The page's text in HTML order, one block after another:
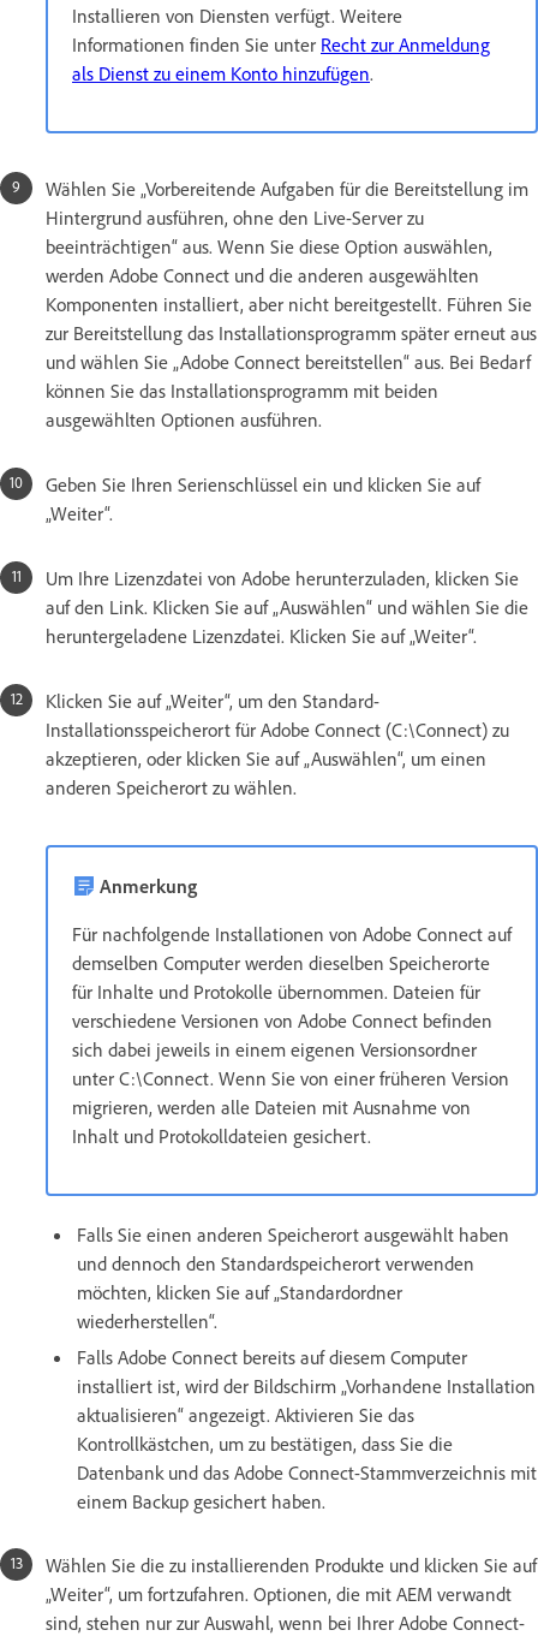
Installieren von Diensten verfügt. Weitere
Informationen finden Sie unter Recht zur Anmeldung
als Dienst zu einem Konto hinzufügen.
Wählen Sie „Vorbereitende Aufgaben für die Bereitstellung im
Hintergrund ausführen, ohne den Live-Server zu
beeinträchtigen“ aus. Wenn Sie diese Option auswählen,
werden Adobe Connect und die anderen ausgewählten
Komponenten installiert, aber nicht bereitgestellt. Führen Sie
zur Bereitstellung das Installationsprogramm später erneut aus
und wählen Sie „Adobe Connect bereitstellen“ aus. Bei Bedarf
können Sie das Installationsprogramm mit beiden
ausgewählten Optionen ausführen.
Geben Sie Ihren Serienschlüssel ein und klicken Sie auf
„Weiter“.
Um Ihre Lizenzdatei von Adobe herunterzuladen, klicken Sie
auf den Link. Klicken Sie auf „Auswählen“ und wählen Sie die
heruntergeladene Lizenzdatei. Klicken Sie auf „Weiter“.
Klicken Sie auf „Weiter“, um den Standard-
Installationsspeicherort für Adobe Connect (C:\Connect) zu
akzeptieren, oder klicken Sie auf „Auswählen“, um einen
anderen Speicherort zu wählen.
Anmerkung
Für nachfolgende Installationen von Adobe Connect auf
demselben Computer werden dieselben Speicherorte
für Inhalte und Protokolle übernommen. Dateien für
verschiedene Versionen von Adobe Connect befinden
sich dabei jeweils in einem eigenen Versionsordner
unter C:\Connect. Wenn Sie von einer früheren Version
migrieren, werden alle Dateien mit Ausnahme von
Inhalt und Protokolldateien gesichert.
Falls Sie einen anderen Speicherort ausgewählt haben
und dennoch den Standardspeicherort verwenden
möchten, klicken Sie auf „Standardordner
wiederherstellen“.
Falls Adobe Connect bereits auf diesem Computer
installiert ist, wird der Bildschirm „Vorhandene Installation
aktualisieren“ angezeigt. Aktivieren Sie das
Kontrollkästchen, um zu bestätigen, dass Sie die
Datenbank und das Adobe Connect-Stammverzeichnis mit
einem Backup gesichert haben.
Wählen Sie die zu installierenden Produkte und klicken Sie auf
„Weiter“, um fortzufahren. Optionen, die mit AEM verwandt
sind, stehen nur zur Auswahl, wenn bei Ihrer Adobe Connect-